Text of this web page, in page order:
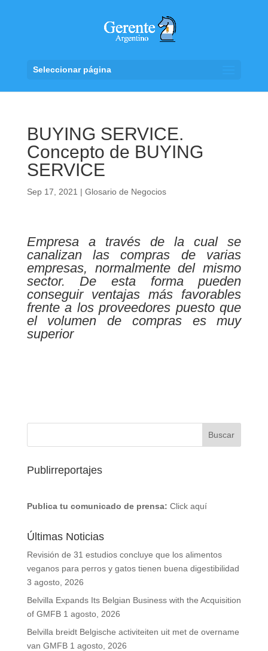
Seleccionar página
BUYING SERVICE.
Concepto de BUYING
SERVICE
Sep 17, 2021 | Glosario de Negocios
Empresa a través de la cual se
canalizan las compras de varias
empresas, normalmente del mismo
sector. De esta forma pueden
conseguir ventajas más favorables
frente a los proveedores puesto que
el volumen de compras es muy
superior
Publirreportajes
Publica tu comunicado de prensa: Click aquí
Últimas Noticias
Revisión de 31 estudios concluye que los alimentos
veganos para perros y gatos tienen buena digestibilidad
3 agosto, 2026
Belvilla Expands Its Belgian Business with the Acquisition
of GMFB 1 agosto, 2026
Belvilla breidt Belgische activiteiten uit met de overname
van GMFB 1 agosto, 2026